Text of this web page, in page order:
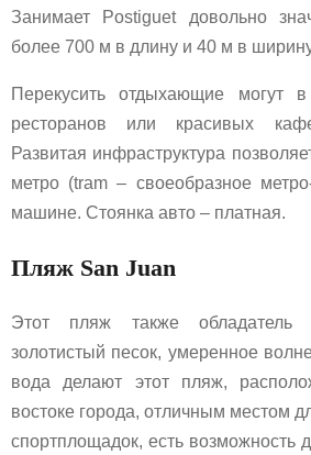
Занимает Postiguet довольно
более 700 м в длину и 40 м в
Перекусить отдыхающие могут
ресторанов или красивых
Развитая инфраструктура
метро (tram – своеобразное
машине. Стоянка авто – платная.
Пляж San Juan
Этот пляж также обладатель
золотистый песок, умеренное
вода делают этот пляж,
востоке города, отличным местом
спортплощадок, есть возможность